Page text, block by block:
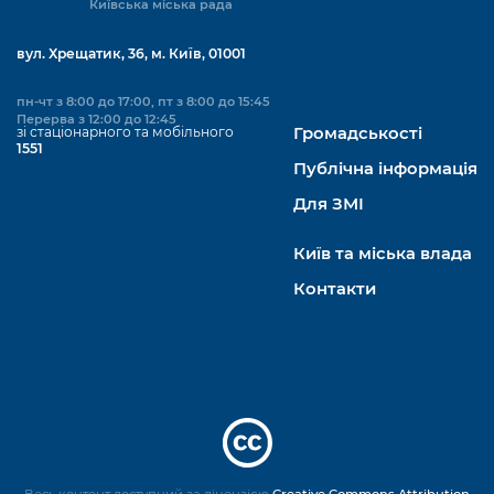
Київська міська рада
вул. Хрещатик, 36, м. Київ, 01001
пн-чт з 8:00 до 17:00, пт з 8:00 до 15:45
Перерва з 12:00 до 12:45
зі стаціонарного та мобільного
1551
Громадськості
Публічна інформація
Для ЗМІ
Київ та міська влада
Контакти